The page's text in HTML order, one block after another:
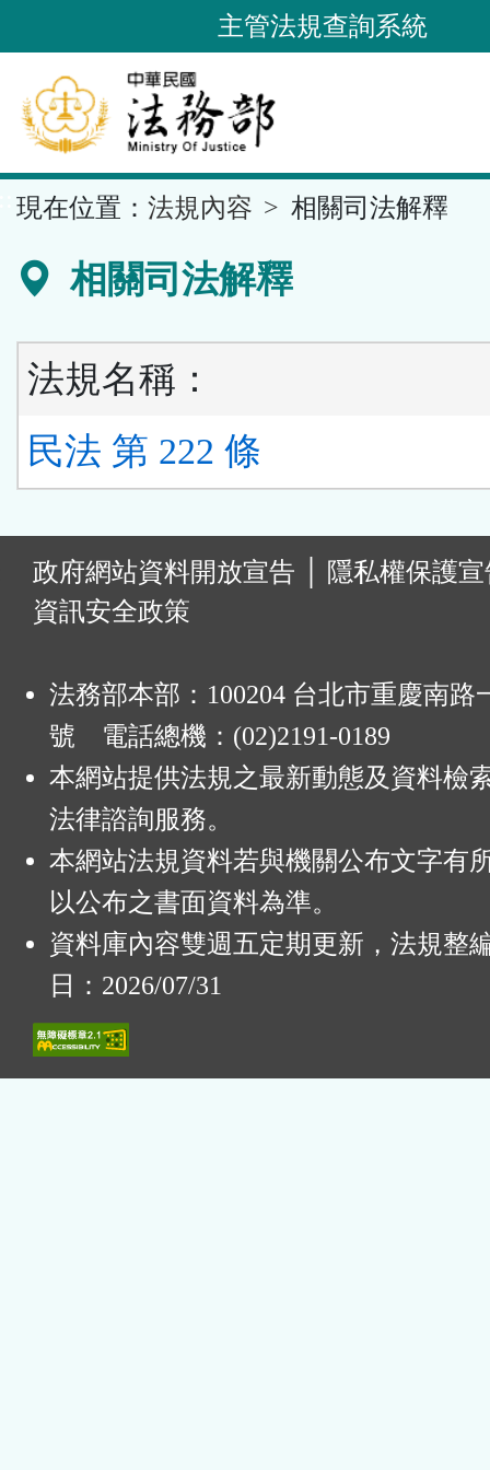
到
要
內
容
區
主管法規查詢系統
現在位置： 法規內容 相關司法解釋
相關司法解釋
法規名稱：
民法 第 222 條
政府網站資料開放宣告
隱私權保護
資訊安全政策
法務部本部：100204 台北市重慶南路
號 電話總機：(02)2191-0189
本網站提供法規之最新動態及資料檢
法律諮詢服務。
本網站法規資料若與機關公布文字有
以公布之書面資料為準。
資料庫內容雙週五定期更新，法規整
日：2026/07/31